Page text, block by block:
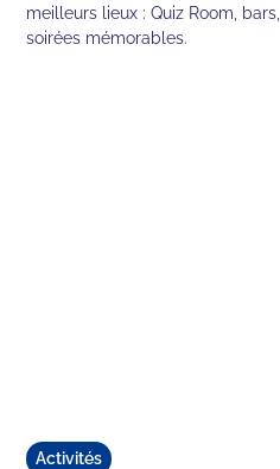
meilleurs lieux : Quiz Room,
soirées mémorables.
Activités